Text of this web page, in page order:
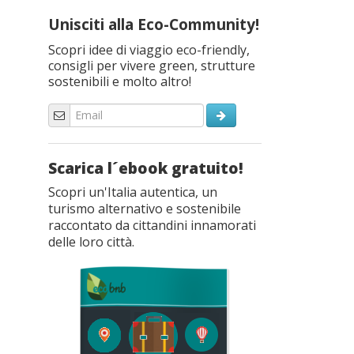
Unisciti alla Eco-Community!
Scopri idee di viaggio eco-friendly,
consigli per vivere green, strutture
sostenibili e molto altro!
Scarica l´ebook gratuito!
Scopri un'Italia autentica, un
turismo alternativo e sostenibile
raccontato da cittandini innamorati
delle loro città.